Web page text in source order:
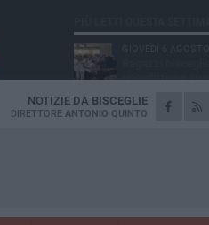
NOTIZIE DA BISCEGLIE
DIRETTORE ANTONIO QUINTO
un'esibizione
MARTEDÌ 4 AGOSTO
Emergenza
Due auto